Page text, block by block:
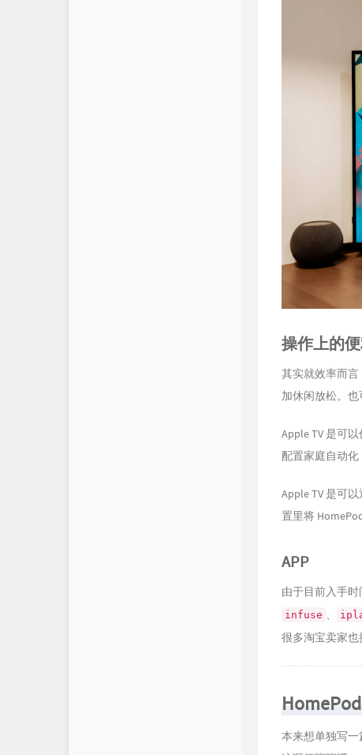
操作上的
其实就效率而
加休闲放松。也
Apple TV 是可
配置家庭自动化
Apple TV 是可
置里将
APP
由于目前入手
infuse 、
很多淘宝卖家也
本来想单独写